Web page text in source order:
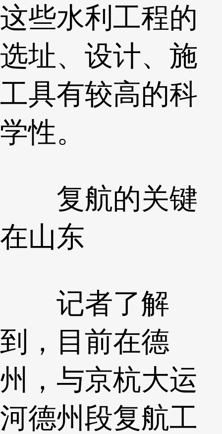
这些水利工程的
选址、设计、施
工具有较高的科
学性。
复航的关键
在山东
记者了解
到，目前在德
州，与京杭大运
河德州段复航工